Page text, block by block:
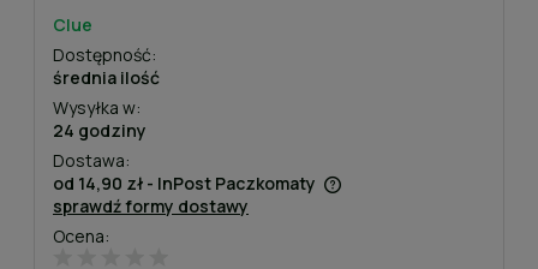
Ocena:
Clue
Dostępność:
średnia ilość
Wysyłka w:
24 godziny
Dostawa:
od 14,90 zł - InPost Paczkomaty
Cena nie zawiera ewentualnych kosztów płatności
sprawdź formy dostawy